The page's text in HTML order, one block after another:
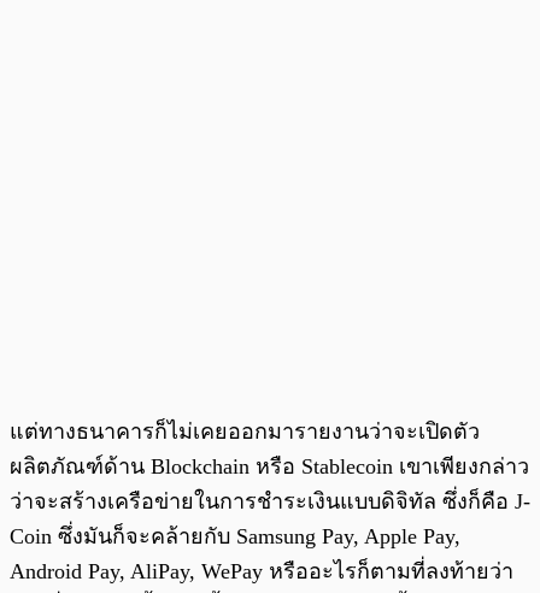
แต่ทางธนาคารก็ไม่เคยออกมารายงานว่าจะเปิดตัว
ผลิตภัณฑ์ด้าน Blockchain หรือ Stablecoin เขาเพียงกล่าว
ว่าจะสร้างเครือข่ายในการชำระเงินแบบดิจิทัล ซึ่งก็คือ J-
Coin ซึ่งมันก็จะคล้ายกับ Samsung Pay, Apple Pay,
Android Pay, AliPay, WePay หรืออะไรก็ตามที่ลงท้ายว่า